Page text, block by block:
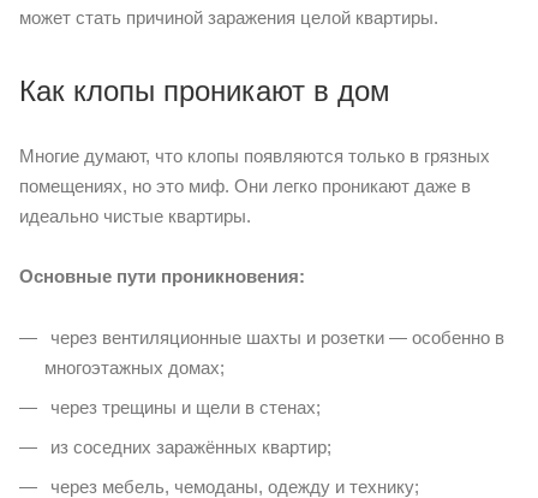
может стать причиной заражения целой квартиры.
Как клопы проникают в дом
Многие думают, что клопы появляются только в грязных
помещениях, но это миф. Они легко проникают даже в
идеально чистые квартиры.
Основные пути проникновения:
через вентиляционные шахты и розетки — особенно в
многоэтажных домах;
через трещины и щели в стенах;
из соседних заражённых квартир;
через мебель, чемоданы, одежду и технику;